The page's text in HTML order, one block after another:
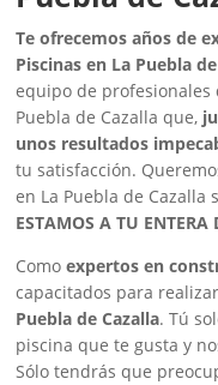
Te ofrecemos años de
Piscinas en La Puebla
equipo de profesionales
Puebla de Cazalla que,
unos resultados
tu satisfacción.
en La Puebla de
ESTAMOS A TU ENTERA
Comoexpertos en
capacitados para
Puebla de Cazalla. Tú
piscina que te gusta y
Sólo tendrás que